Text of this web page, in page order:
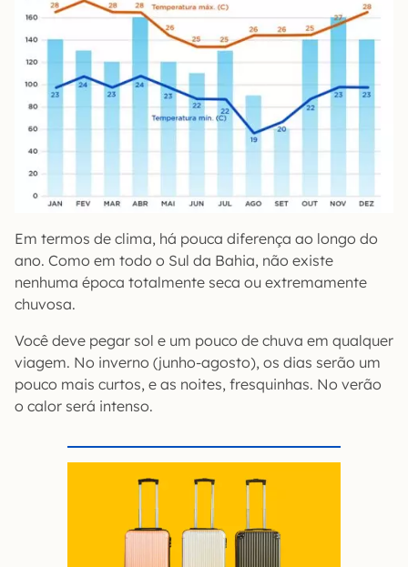
Em termos de clima, há pouca diferença ao longo do
ano. Como em todo o Sul da Bahia, não existe
nenhuma época totalmente seca ou extremamente
chuvosa.
Você deve pegar sol e um pouco de chuva em qualquer
viagem. No inverno (junho-agosto), os dias serão um
pouco mais curtos, e as noites, fresquinhas. No verão
o calor será intenso.